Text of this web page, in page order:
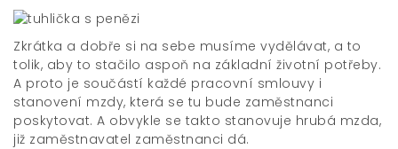
Zkrátka a dobře si na sebe musíme vydělávat, a to
tolik, aby to stačilo aspoň na základní životní potřeby.
A proto je součástí každé pracovní smlouvy i
stanovení mzdy, která se tu bude zaměstnanci
poskytovat. A obvykle se takto stanovuje hrubá mzda,
již zaměstnavatel zaměstnanci dá.